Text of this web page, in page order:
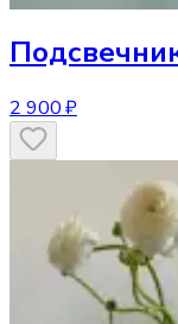
2 900 ₽